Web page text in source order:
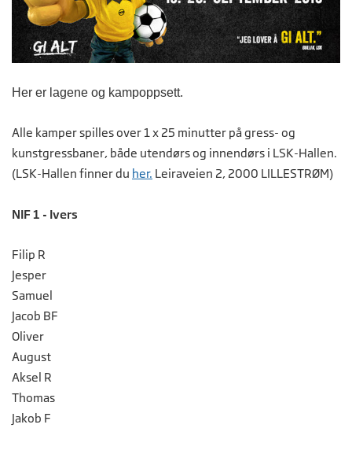
Her er lagene og kampoppsett.
Alle kamper spilles over 1 x 25 minutter på gress- og
kunstgressbaner, både utendørs og innendørs i LSK-Hallen.
(LSK-Hallen finner du her. Leiraveien 2, 2000 LILLESTRØM)
NIF 1 - Ivers
Filip R
Jesper
Samuel
Jacob BF
Oliver
August
Aksel R
Thomas
Jakob F